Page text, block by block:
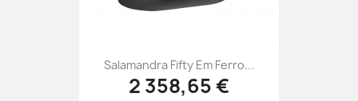
Salamandra Fifty Em Ferro...
2 358,65 €